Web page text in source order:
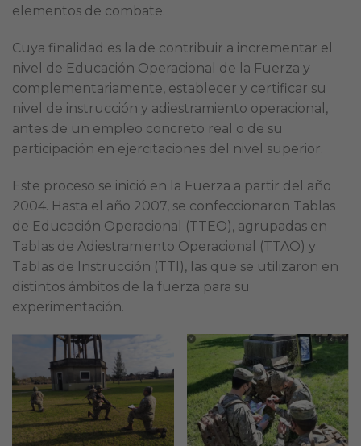
elementos de combate.
Cuya finalidad es la de contribuir a incrementar el
nivel de Educación Operacional de la Fuerza y
complementariamente, establecer y certificar su
nivel de instrucción y adiestramiento operacional,
antes de un empleo concreto real o de su
participación en ejercitaciones del nivel superior.
Este proceso se inició en la Fuerza a partir del año
2004. Hasta el año 2007, se confeccionaron Tablas
de Educación Operacional (TTEO), agrupadas en
Tablas de Adiestramiento Operacional (TTAO) y
Tablas de Instrucción (TTI), las que se utilizaron en
distintos ámbitos de la fuerza para su
experimentación.